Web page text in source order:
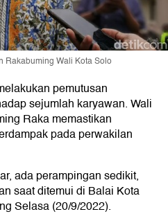
Rakabuming Wali Kota Solo
pemutusan
sejumlah karyawan. Wali
Raka memastikan
pada perwakilan
ada perampingan sedikit,
saat ditemui di Balai Kota
Selasa (20/9/2022).